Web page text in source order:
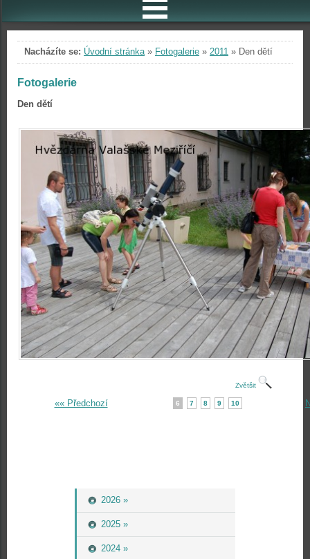
2026 »
2025 »
2024 »
Nacházíte se: Úvodní stránka» Fotogalerie » 2011 » Den dětí
Fotogalerie
Den dětí
Zvětšit
«« Předchozí 6 7 8 9 10